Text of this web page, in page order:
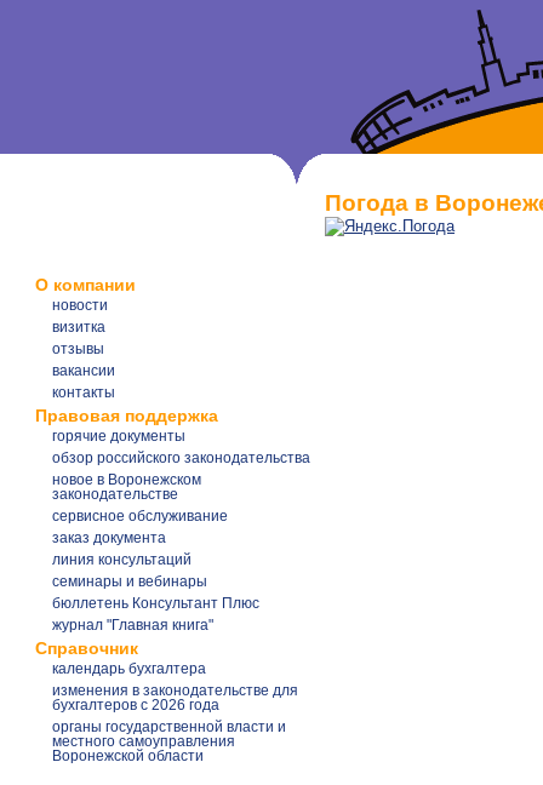
О компании
новости
визитка
отзывы
вакансии
контакты
Правовая поддержка
горячие документы
обзор российского законодательства
новое в Воронежском
законодательстве
сервисное обслуживание
заказ документа
линия консультаций
семинары и вебинары
бюллетень Консультант Плюс
журнал "Главная книга"
Справочник
календарь бухгалтера
изменения в законодательстве для
бухгалтеров с 2026 года
органы государственной власти и
местного самоуправления
Воронежской области
Погода в